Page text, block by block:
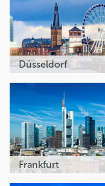
Düsseldorf
Frankfurt